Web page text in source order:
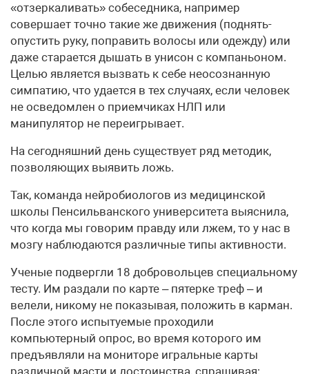
«отзеркаливать» собеседника, например
совершает точно такие же движения (поднять-
опустить руку, поправить волосы или одежду) или
даже старается дышать в унисон с компаньоном.
Целью является вызвать к себе неосознанную
симпатию, что удается в тех случаях, если человек
не осведомлен о приемчиках НЛП или
манипулятор не переигрывает.
На сегодняшний день существует ряд методик,
позволяющих выявить ложь.
Так, команда нейробиологов из медицинской
школы Пенсильванского университета выяснила,
что когда мы говорим правду или лжем, то у нас в
мозгу наблюдаются различные типы активности.
Ученые подвергли 18 добровольцев специальному
тесту. Им раздали по карте – пятерке треф – и
велели, никому не показывая, положить в карман.
После этого испытуемые проходили
компьютерный опрос, во время которого им
предъявляли на мониторе игральные карты